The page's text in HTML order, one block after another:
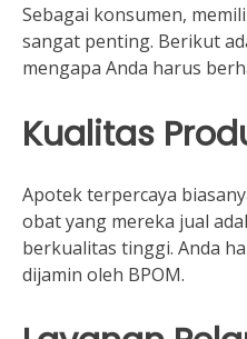
Sebagai konsumen,
sangat penting. Berikut
mengapa Anda harus
Kualitas
Apotek terpercaya
obat yang mereka jual
berkualitas tinggi. Anda
dijamin oleh BPOM.